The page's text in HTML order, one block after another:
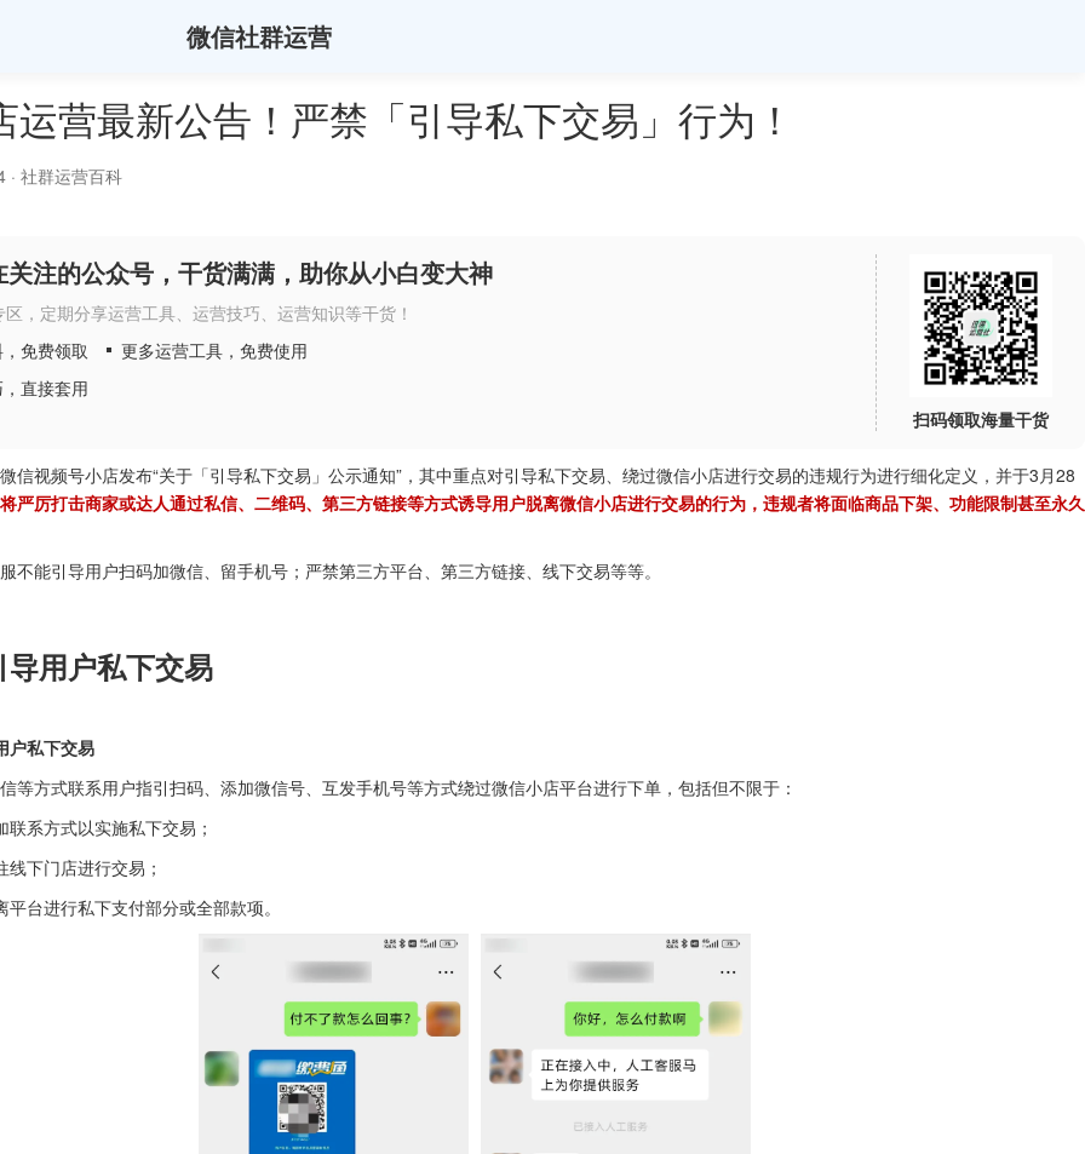
微信社群运营
运营最新公告！严禁「引导私下交易」行为！
· 社群运营百科
注的公众号，干货满满，助你从小白变大神
，定期分享运营工具、运营技巧、运营知识等干货！
免费领取
更多运营工具，免费使用
直接套用
扫码领取海量干货
信视频号小店发布“关于「引导私下交易」公示通知”，其中重点对引导私下交易、绕过微信小店进行交易的违规行为进行细化定义，并于3月28
严厉打击商家或达人通过私信、二维码、第三方链接等方式诱导用户脱离微信小店进行交易的行为，违规者将面临商品下架、功能限制甚至永久
不能引导用户扫码加微信、留手机号；严禁第三方平台、第三方链接、线下交易等等。
用户私下交易
户私下交易
等方式联系用户指引扫码、添加微信号、互发手机号等方式绕过微信小店平台进行下单，包括但不限于：
系方式以实施私下交易；
下门店进行交易；
台进行私下支付部分或全部款项。